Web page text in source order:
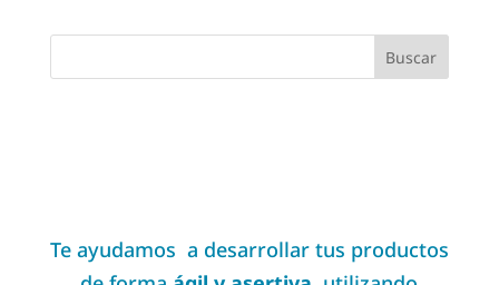
Te ayudamos a desarrollar tus productos